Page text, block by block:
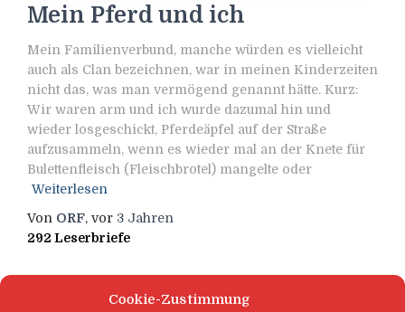
Cookie-Zustimmung
Mein Pferd und ich
Mein Familienverbund, manche würden es vielleicht
auch als Clan bezeichnen, war in meinen Kinderzeiten
nicht das, was man vermögend genannt hätte. Kurz:
Wir waren arm und ich wurde dazumal hin und
wieder losgeschickt, Pferdeäpfel auf der Straße
aufzusammeln, wenn es wieder mal an der Knete für
Bulettenfleisch (Fleischbrotel) mangelte oder
Weiterlesen
Von ORF, vor 3 Jahren
292 Leserbriefe